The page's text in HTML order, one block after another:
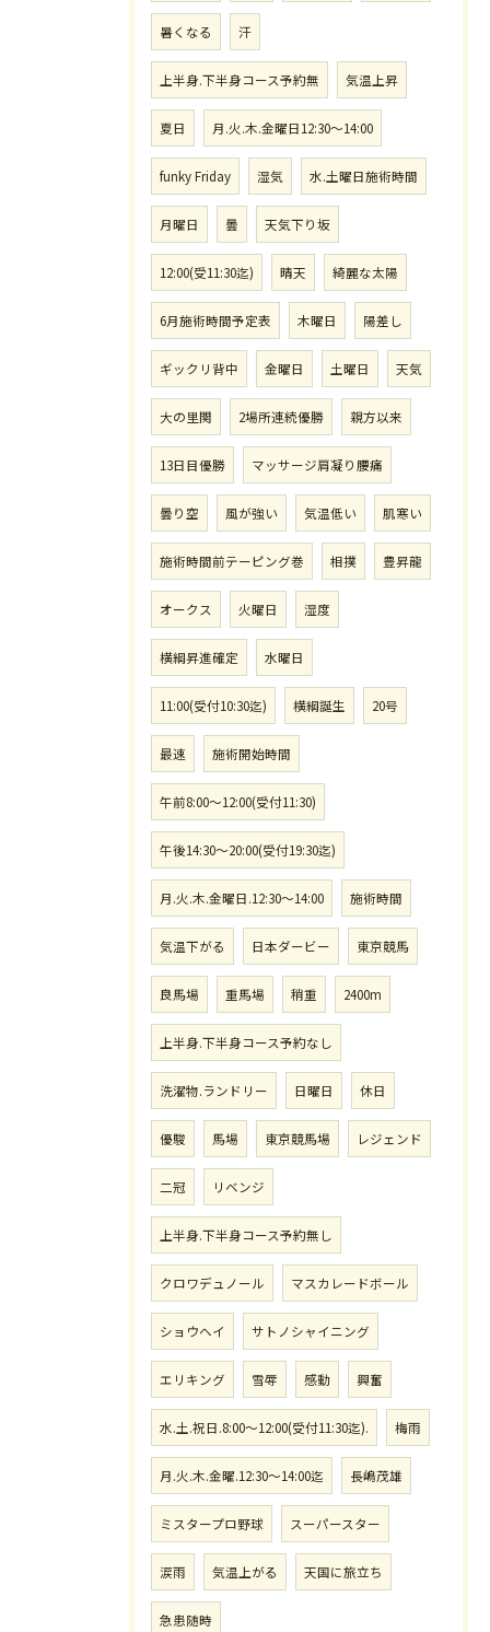
暑くなる 汗
上半身.下半身コース予約無 気温上昇
夏日 月.火.木.金曜日12:30〜14:00
funky Friday 湿気 水.土曜日施術時間
月曜日 曇 天気下り坂
12:00(受11:30迄) 晴天 綺麗な太陽
6月施術時間予定表 木曜日 陽差し
ギックリ背中 金曜日 土曜日 天気
大の里関 2場所連続優勝 親方以来
13日目優勝 マッサージ肩凝り腰痛
曇り空 風が強い 気温低い 肌寒い
施術時間前テーピング巻 相撲 豊昇龍
オークス 火曜日 湿度
横綱昇進確定 水曜日
11:00(受付10:30迄) 横綱誕生 20号
最速 施術開始時間
午前8:00〜12:00(受付11:30)
午後14:30〜20:00(受付19:30迄)
月.火.木.金曜日.12:30〜14:00 施術時間
気温下がる 日本ダービー 東京競馬
良馬場 重馬場 稍重 2400m
上半身.下半身コース予約なし
洗濯物.ランドリー 日曜日 休日
優駿 馬場 東京競馬場 レジェンド
二冠 リベンジ
上半身.下半身コース予約無し
クロワデュノール マスカレードボール
ショウヘイ サトノシャイニング
エリキング 雪辱 感動 興奮
水.土.祝日.8:00〜12:00(受付11:30迄). 梅雨
月.火.木.金曜.12:30〜14:00迄 長嶋茂雄
ミスタープロ野球 スーパースター
涙雨 気温上がる 天国に旅立ち
急患随時